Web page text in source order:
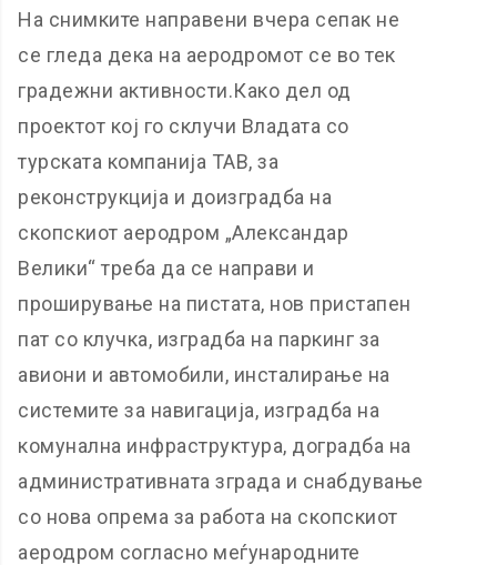
На снимките направени вчера сепак не
се гледа дека на аеродромот се во тек
градежни активности.Како дел од
проектот кој го склучи Владата со
турската компанија ТАВ, за
реконструкција и доизградба на
скопскиот аеродром „Александар
Велики“ треба да се направи и
проширување на пистата, нов пристапен
пат со клучка, изградба на паркинг за
авиони и автомобили, инсталирање на
системите за навигација, изградба на
комунална инфраструктура, доградба на
административната зграда и снабдување
со нова опрема за работа на скопскиот
аеродром согласно меѓународните